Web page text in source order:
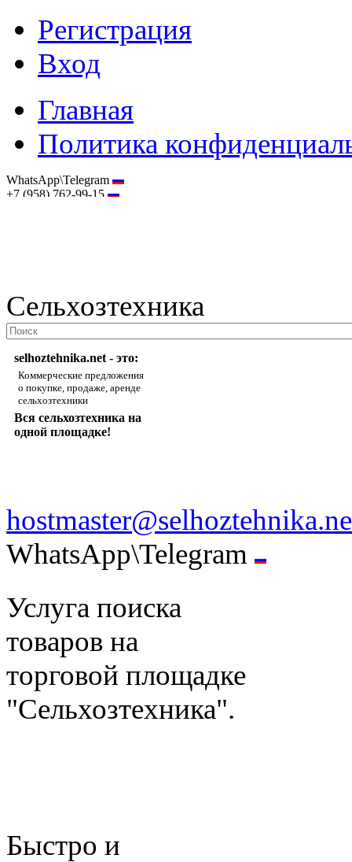
Регистрация
Вход
Главная
Политика
WhatsApp\Telegram
+7 (958) 762-99-15
Сельхозтехника
selhoztehnika.net - это:
Коммерческие предложения
о покупке, продаже, аренде
сельхозтехники
Вся сельхозтехника на
одной площадке!
WhatsApp\Telegram
Услуга поиска
товаров на
торговой площадке
"Сельхозтехника".
Быстро и